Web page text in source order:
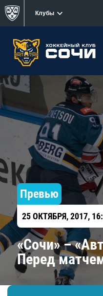
Клубы
Превью
25 ОКТЯБРЯ, 2017,
«Сочи» –
Перед